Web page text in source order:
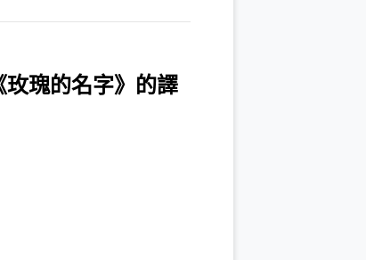
玫瑰的名字》的譯